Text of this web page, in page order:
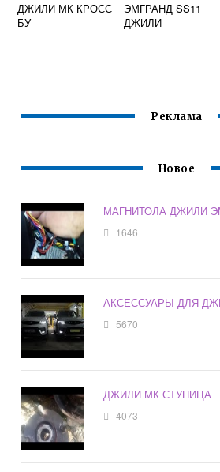
ДЖИЛИ МК КРОСС
БУ
ЭМГРАНД SS11
ДЖИЛИ
Реклама
Новое
МАГНИТОЛА ДЖИЛИ
1646
АКСЕССУАРЫ ДЛЯ
5670
ДЖИЛИ МК СТУПИЦА
4073